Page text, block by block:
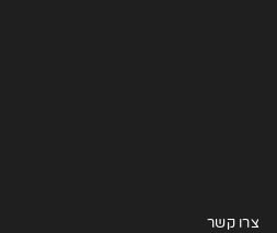
צרו קשר